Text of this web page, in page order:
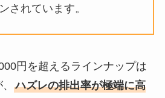
されています。
円を超えるラインナップは
ハズレの排出率が極端に高